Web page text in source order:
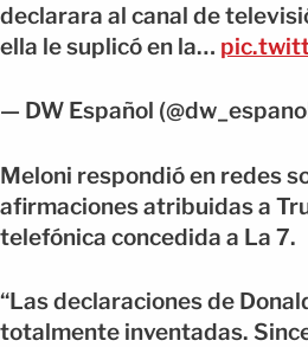
declarara al canal de
ella le suplicó en la…
— DW Español
Meloni respondió en redes
afirmaciones atribuidas a
telefónica concedida a La 7.
“Las declaraciones de
totalmente inventadas.